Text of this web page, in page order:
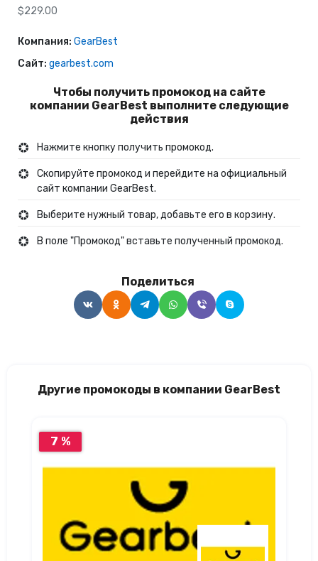
$229.00
Компания: GearBest
Сайт: gearbest.com
Чтобы получить промокод на сайте
компании GearBest выполните следующие
действия
Нажмите кнопку получить промокод.
Скопируйте промокод и перейдите на официальный
сайт компании GearBest.
Выберите нужный товар, добавьте его в корзину.
В поле "Промокод" вставьте полученный промокод.
Поделиться
Другие промокоды в компании GearBest
7 %